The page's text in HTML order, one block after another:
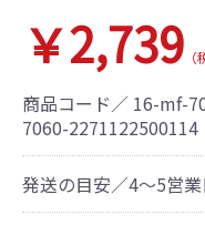
￥2,739 （
商品コード／ 16-mf-
7060-2271122500114
発送の目安／4～5営